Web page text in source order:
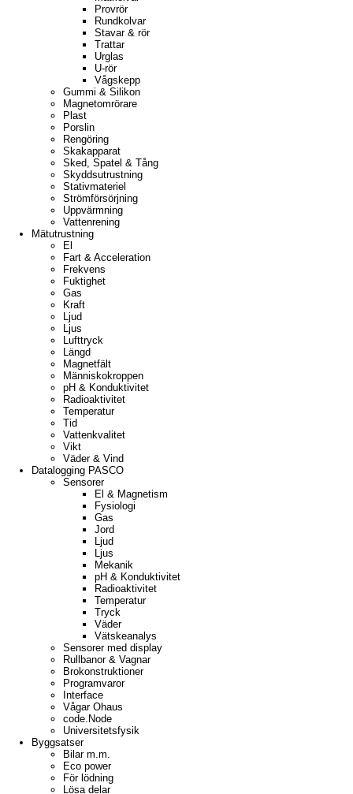
Provrör
Rundkolvar
Stavar & rör
Trattar
Urglas
U-rör
Vågskepp
Gummi & Silikon
Magnetomrörare
Plast
Porslin
Rengöring
Skakapparat
Sked, Spatel & Tång
Skyddsutrustning
Stativmateriel
Strömförsörjning
Uppvärmning
Vattenrening
Mätutrustning
El
Fart & Acceleration
Frekvens
Fuktighet
Gas
Kraft
Ljud
Ljus
Lufttryck
Längd
Magnetfält
Människokroppen
pH & Konduktivitet
Radioaktivitet
Temperatur
Tid
Vattenkvalitet
Vikt
Väder & Vind
Datalogging PASCO
Sensorer
El & Magnetism
Fysiologi
Gas
Jord
Ljud
Ljus
Mekanik
pH & Konduktivitet
Radioaktivitet
Temperatur
Tryck
Väder
Vätskeanalys
Sensorer med display
Rullbanor & Vagnar
Brokonstruktioner
Programvaror
Interface
Vågar Ohaus
code.Node
Universitetsfysik
Byggsatser
Bilar m.m.
Eco power
För lödning
Lösa delar